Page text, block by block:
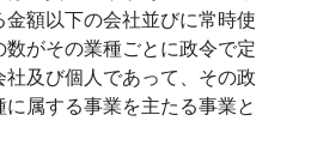
額以下の会社並びに常時使
がその業種ごとに政令で定
及び個人であって、その政
属する事業を主たる事業と